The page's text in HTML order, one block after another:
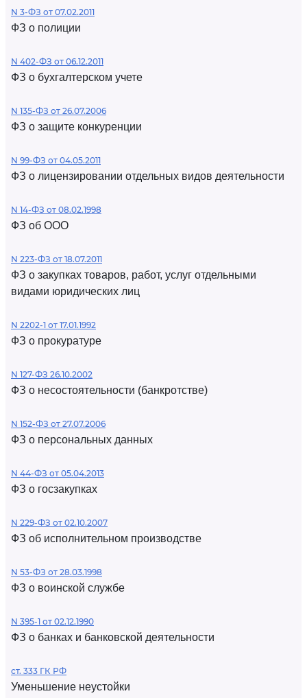
N 3-ФЗ от 07.02.2011
ФЗ о полиции
N 402-ФЗ от 06.12.2011
ФЗ о бухгалтерском учете
N 135-ФЗ от 26.07.2006
ФЗ о защите конкуренции
N 99-ФЗ от 04.05.2011
ФЗ о лицензировании отдельных видов деятельности
N 14-ФЗ от 08.02.1998
ФЗ об ООО
N 223-ФЗ от 18.07.2011
ФЗ о закупках товаров, работ, услуг отдельными
видами юридических лиц
N 2202-1 от 17.01.1992
ФЗ о прокуратуре
N 127-ФЗ 26.10.2002
ФЗ о несостоятельности (банкротстве)
N 152-ФЗ от 27.07.2006
ФЗ о персональных данных
N 44-ФЗ от 05.04.2013
ФЗ о госзакупках
N 229-ФЗ от 02.10.2007
ФЗ об исполнительном производстве
N 53-ФЗ от 28.03.1998
ФЗ о воинской службе
N 395-1 от 02.12.1990
ФЗ о банках и банковской деятельности
ст. 333 ГК РФ
Уменьшение неустойки